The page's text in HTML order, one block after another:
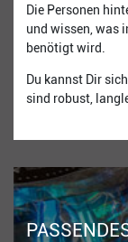
Die Personen
und wissen, was
benötigt wird.
Du kannst Dir
sind robust,